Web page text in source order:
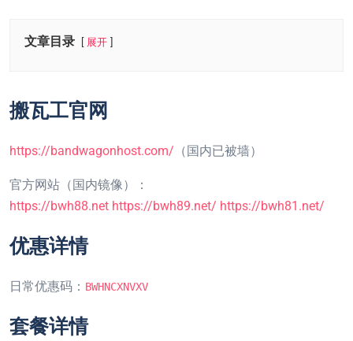
文章目录 展开
搬瓦工官网
https://bandwagonhost.com/ （国内已被墙）
官方网站（国内镜像）：
https://bwh88.net https://bwh89.net/ https://bwh81.net/
优惠详情
日常优惠码： BWHNCXNVXV
套餐详情